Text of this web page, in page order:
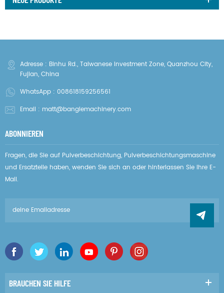
Adresse : Binhu Rd., Taiwanese Investment Zone, Quanzhou City,
Fujian, China
WhatsApp : 008618159256561
Email : matt@banglemachinery.com
ABONNIEREN
Fragen, die Sie auf Pulverbeschichtung, Pulverbeschichtungsmaschine
und Ersatzteile haben, wenden Sie sich an oder hinterlassen Sie Ihre E-
Mail.
BRAUCHEN SIE HILFE